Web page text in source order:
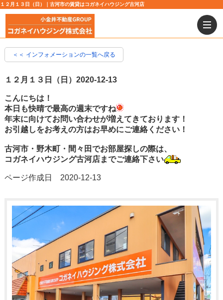
１２月１３日（日）｜古河市の賃貸はコガネイハウジング古河店
＜＜ インフォメーションの一覧へ戻る
１２月１３日（日） 2020-12-13
こんにちは！
本日も快晴で最高の週末ですね
年末に向けてお問い合わせが増えてきております！
お引越しをお考えの方はお早めにご連絡ください！
古河市・野木町・間々田でお部屋探しの際は、
コガネイハウジング古河店までご連絡下さい
ページ作成日 2020-12-13